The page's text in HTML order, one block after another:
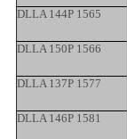
DLLA 144P 1565
DLLA 150P 1566
DLLA 137P 1577
DLLA 146P 1581